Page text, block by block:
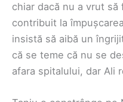
chiar dacă nu a vrut
contribuit la
insistă să aibă un
că se teme că nu se
afara spitalului, dar Ali